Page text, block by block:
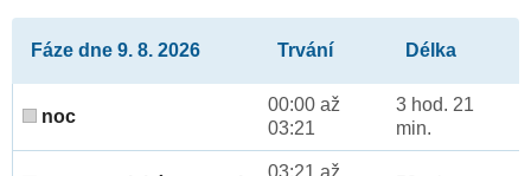
Fáze dne 9. 8. 2026 Trvání Délka
noc
00:00 až
03:21
3 hod. 21
min.
03:21 až